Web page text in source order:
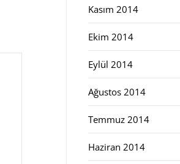
Kasım 2014
Ekim 2014
Eylül 2014
Ağustos 2014
Temmuz 2014
Haziran 2014